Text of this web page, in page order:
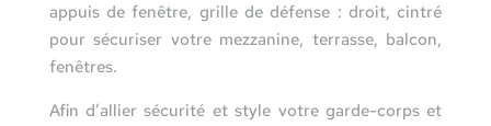
appuis de fenêtre, grille de défense : droit, cintré
pour sécuriser votre mezzanine, terrasse, balcon,
fenêtres.
Afin d’allier sécurité et style votre garde-corps et